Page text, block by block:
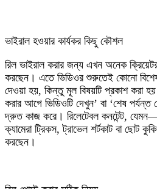
ভাইরাল হওয়ার কার্যকর কিছু কৌশল
রিল ভাইরাল করার জন্য এখন অনেক
করছেন। এতে ভিডিওর শুরুতেই কোনো
দেওয়া হয়, কিন্তু মূল বিষয়টি প্রকাশ করা
করার আগে ভিডিওটি দেখুন’ বা ‘শেষ
দ্রুত কাজ করে। রিলেটেবল কনটেন্ট,
ক্যামেরা ট্রিকস, ট্রাভেল শর্টকাট বা ছোট
করছেন।